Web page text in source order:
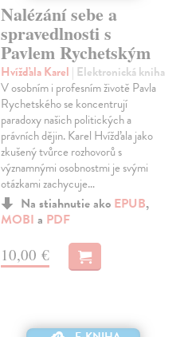
Nalézání sebe a
spravedlnosti s
Pavlem Rychetským
Hvížďala Karel | Elektronická kniha
V osobním i profesním životě Pavla
Rychetského se koncentrují
paradoxy našich politických a
právních dějin. Karel Hvížďala jako
zkušený tvůrce rozhovorů s
významnými osobnostmi je svými
otázkami zachycuje…
Na stiahnutie ako EPUB,
MOBI a PDF
10,00 €